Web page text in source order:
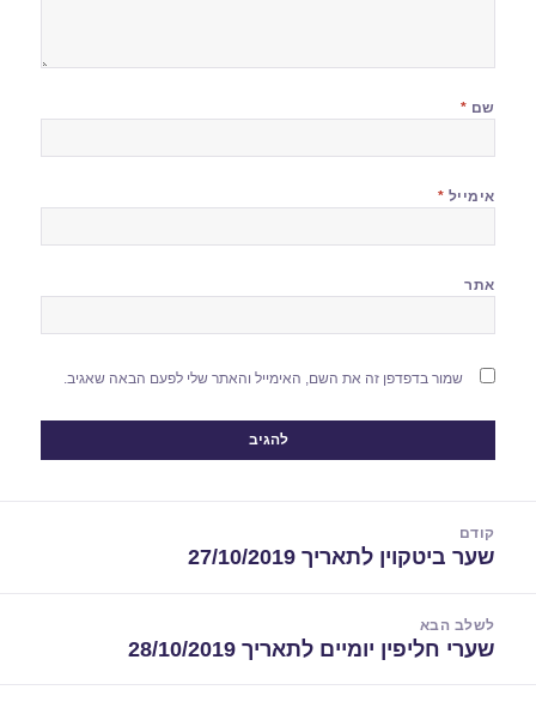
שם *
אימייל *
אתר
שמור בדפדפן זה את השם, האימייל והאתר שלי לפעם הבאה שאגיב.
קודם
הפוסט
שער ביטקוין לתאריך 27/10/2019
לשלב הבא
הפוסט
שערי חליפין יומיים לתאריך 28/10/2019